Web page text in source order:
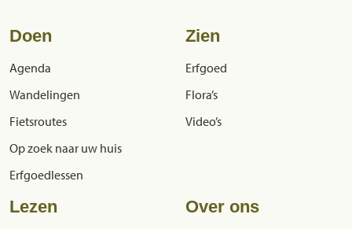
Doen
Agenda
Wandelingen
Fietsroutes
Op zoek naar uw huis
Erfgoedlessen
Zien
Erfgoed
Flora’s
Video’s
Lezen Over ons